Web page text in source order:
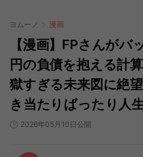
ヨムーノ 漫画
【漫画】FPさんがバ
円の負債を抱える計
獄すぎる未来図に絶
き当たりばったり人
2026年05月10日公開